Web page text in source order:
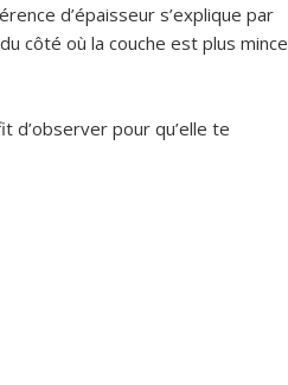
d’épaisseur s’explique par
côté où la couche est plus mince
d’observer pour qu’elle te